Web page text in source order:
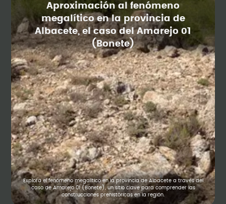
Aproximación al fenómeno
megalítico en la provincia de
Albacete, el caso del Amarejo 01
(Bonete)
Explora el fenómeno megalítico en la provincia de Albacete a través del
caso de Amarejo 01 (Bonete), un sitio clave para comprender las
construcciones prehistóricas en la región.